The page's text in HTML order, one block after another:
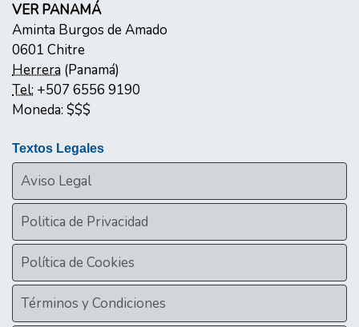
VER PANAMÁ
Aminta Burgos de Amado
0601 Chitre
Herrera (Panamá)
Tel: +507 6556 9190
Moneda: $$$
Textos Legales
Aviso Legal
Politica de Privacidad
Política de Cookies
Términos y Condiciones